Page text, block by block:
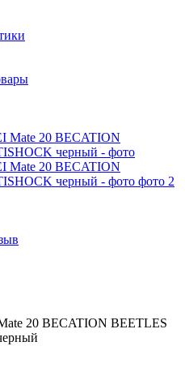
20 BECATION BEETLES